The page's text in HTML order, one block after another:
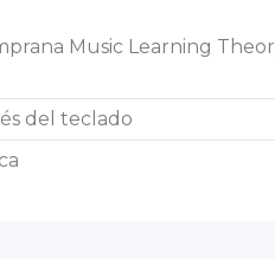
Music Learning
del teclado